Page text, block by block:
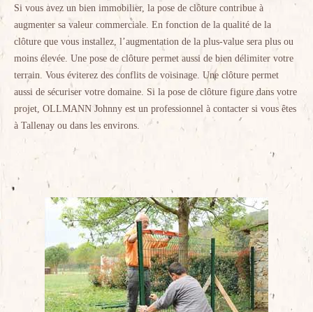
Si vous avez un bien immobilier, la pose de clôture contribue à
augmenter sa valeur commerciale. En fonction de la qualité de la
clôture que vous installez, l’augmentation de la plus-value sera plus ou
moins élevée. Une pose de clôture permet aussi de bien délimiter votre
terrain. Vous éviterez des conflits de voisinage. Une clôture permet
aussi de sécuriser votre domaine. Si la pose de clôture figure dans votre
projet, OLLMANN Johnny est un professionnel à contacter si vous êtes
à Tallenay ou dans les environs.